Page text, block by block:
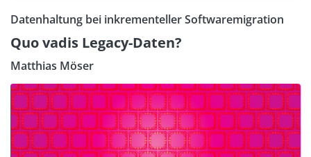
Datenhaltung bei inkrementeller Softwaremigration
Quo vadis Legacy-Daten?
Matthias Möser